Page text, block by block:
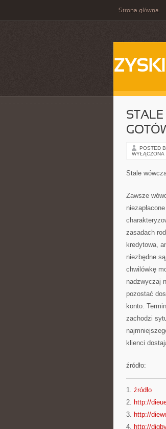
Strona główna
ZYSKI
STALE
POSTED
WYŁĄCZONA
Stale
Zawsze
zasadach
kredytowa,
niezbędne
chwilówkę
nadzwyczaj
pozostać
konto.
zachodzi
klienci
źródło:
1. źródło
2. http://
3. http://
4. http://